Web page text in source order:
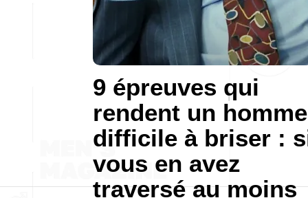
9 épreuves qui
rendent un homme
difficile à briser :
vous en avez
traversé au moins